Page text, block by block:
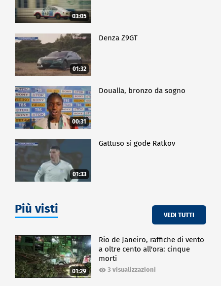
03:05
01:32
Denza Z9GT
00:31
Doualla, bronzo da sogno
01:33
Gattuso si gode Ratkov
Più visti VEDI TUTTI
01:29
Rio de Janeiro, raffiche di vento
a oltre cento all'ora: cinque
morti
3 visualizzazioni